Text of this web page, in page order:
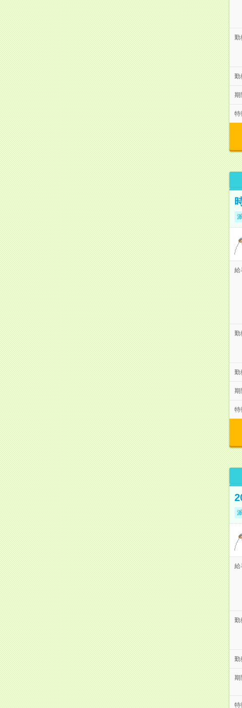
勤
勤
期
特
給
勤
勤
期
特
給
勤
勤
期
特